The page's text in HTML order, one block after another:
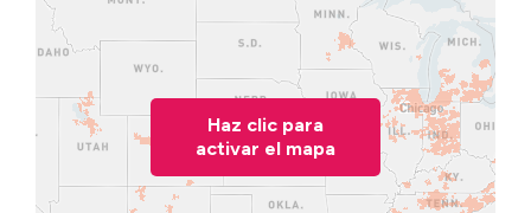
Haz clic para
activar el mapa